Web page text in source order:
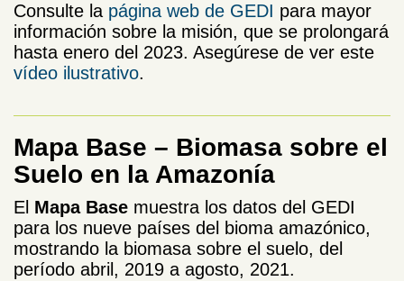
Consulte la página web de GEDI para mayor
información sobre la misión, que se prolongará
hasta enero del 2023. Asegúrese de ver este
vídeo ilustrativo.
Mapa Base – Biomasa sobre el
Suelo en la Amazonía
El Mapa Base muestra los datos del GEDI
para los nueve países del bioma amazónico,
mostrando la biomasa sobre el suelo, del
período abril, 2019 a agosto, 2021.